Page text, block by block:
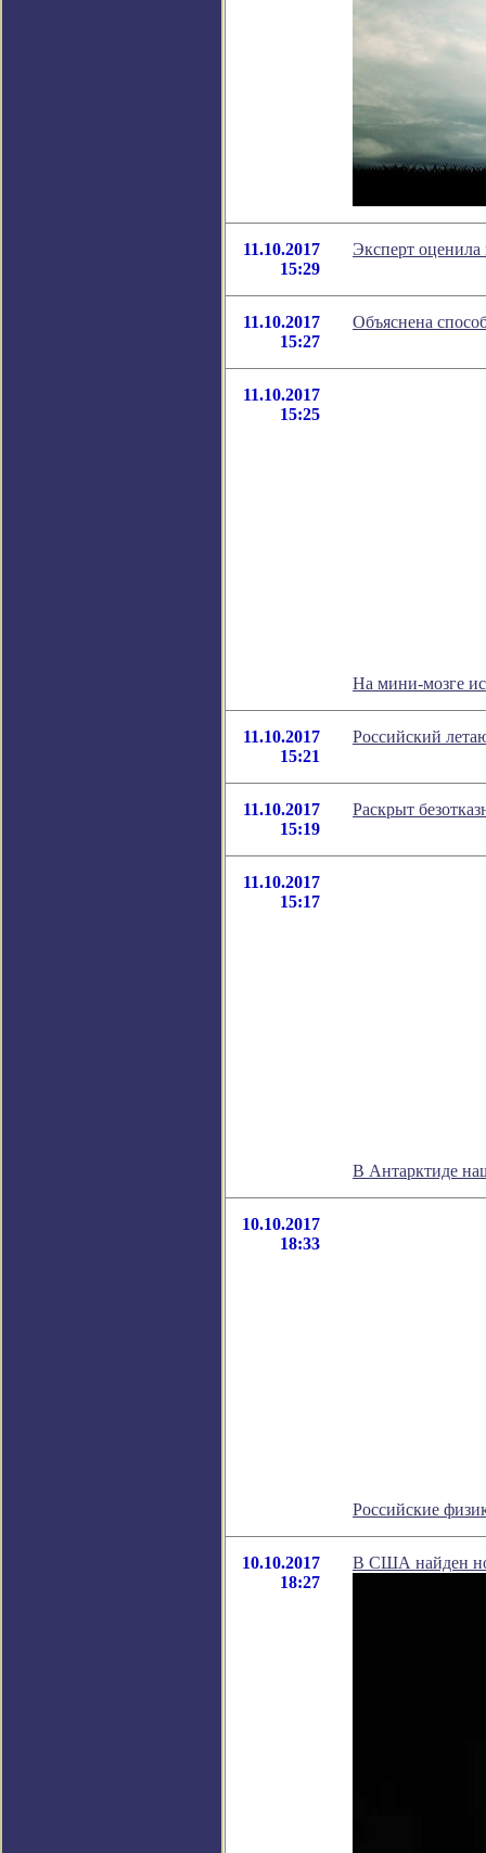
11.10.2017
15:29
Эксперт оценила
11.10.2017
15:27
Объяснена
11.10.2017
15:25
На мини-мозге
11.10.2017
15:21
Российский
11.10.2017
15:19
Раскрыт
11.10.2017
15:17
В Антарктиде
10.10.2017
18:33
Российские
10.10.2017
18:27
В США найден